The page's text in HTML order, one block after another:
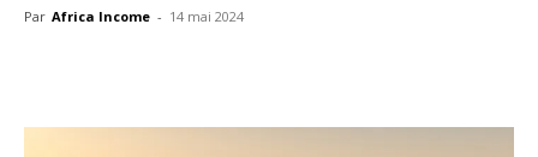
Par Africa Income - 14 mai 2024